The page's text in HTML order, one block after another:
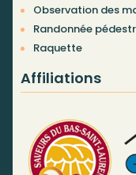
Observation des
Randonnée
Raquette
Affiliations